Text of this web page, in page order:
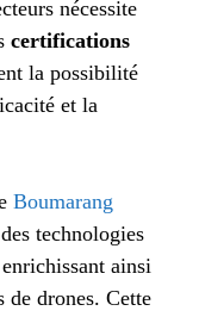
nécessite
certifications
la possibilité
et la
Boumarang
technologies
ainsi
de drones. Cette